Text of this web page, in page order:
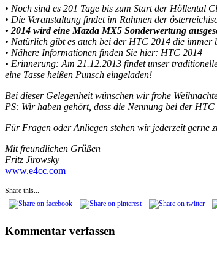
• Noch sind es 201 Tage bis zum Start der Höllental
• Die Veranstaltung findet im Rahmen der
• 2014 wird eine Mazda MX5 Sonderwertung
• Natürlich gibt es auch bei der HTC 2014 die immer
• Nähere Informationen finden Sie hier: HTC 2014
• Erinnerung: Am 21.12.2013 findet unser
eine Tasse heißen Punsch eingeladen!
Bei dieser Gelegenheit wünschen wir frohe
PS: Wir haben gehört, dass die Nennung bei der
Für Fragen oder Anliegen stehen wir jederzeit gerne
Mit freundlichen Grüßen
Fritz Jirowsky
www.e4cc.com
Share this...
Kommentar verfassen